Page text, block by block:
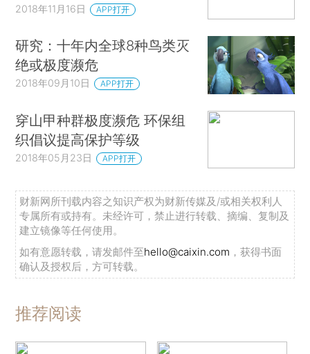
2018年11月16日 APP打开
研究：十年内全球8种鸟类灭
绝或极度濒危
2018年09月10日 APP打开
穿山甲种群极度濒危 环保组
织倡议提高保护等级
2018年05月23日 APP打开
财新网所刊载内容之知识产权为财新传媒及/或相关权利人
专属所有或持有。未经许可，禁止进行转载、摘编、复制及
建立镜像等任何使用。
如有意愿转载，请发邮件至hello@caixin.com ，获得书面
确认及授权后，方可转载。
推荐阅读